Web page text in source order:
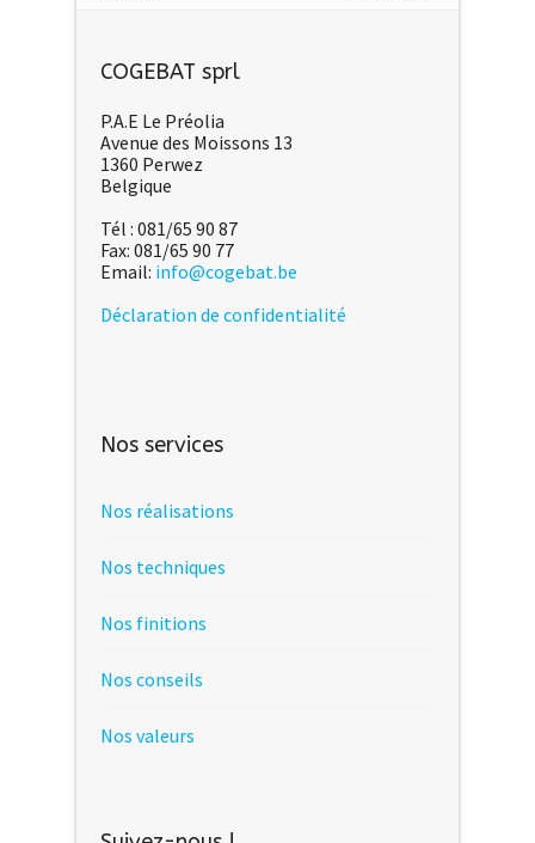
COGEBAT sprl
P.A.E Le Préolia
Avenue des Moissons 13
1360 Perwez
Belgique
Tél : 081/65 90 87
Fax: 081/65 90 77
Email: info@cogebat.be
Déclaration de confidentialité
Nos services
Nos réalisations
Nos techniques
Nos finitions
Nos conseils
Nos valeurs